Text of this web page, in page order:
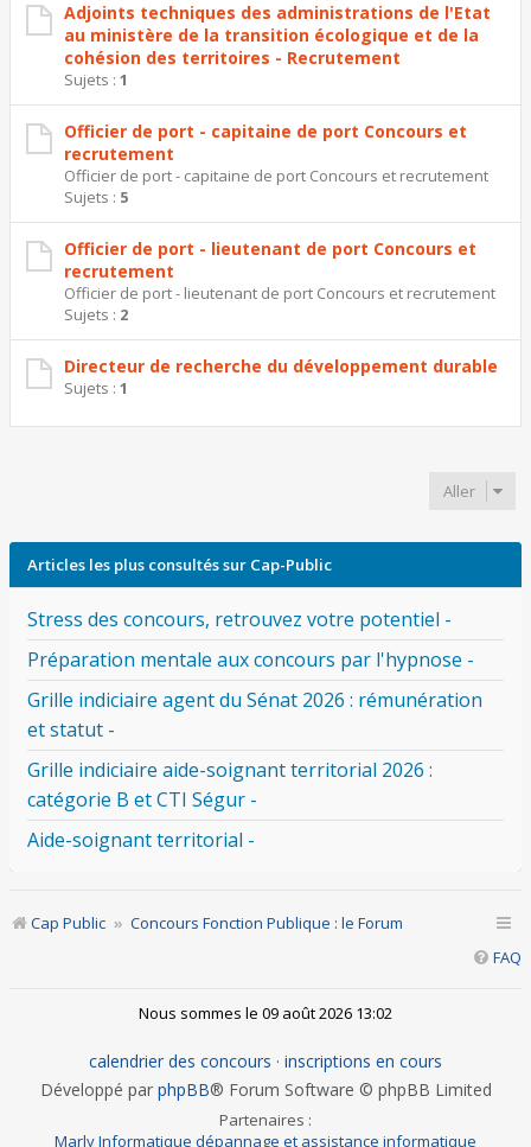
Adjoints techniques des administrations de l'Etat
au ministère de la transition écologique et de la
cohésion des territoires - Recrutement
Sujets : 1
Officier de port - capitaine de port Concours et
recrutement
Officier de port - capitaine de port Concours et recrutement
Sujets : 5
Officier de port - lieutenant de port Concours et
recrutement
Officier de port - lieutenant de port Concours et recrutement
Sujets : 2
Directeur de recherche du développement durable
Sujets : 1
Aller
Articles les plus consultés sur Cap-Public
Stress des concours, retrouvez votre potentiel -
Préparation mentale aux concours par l'hypnose -
Grille indiciaire agent du Sénat 2026 : rémunération
et statut -
Grille indiciaire aide-soignant territorial 2026 :
catégorie B et CTI Ségur -
Aide-soignant territorial -
Cap Public
Concours Fonction Publique : le Forum
FAQ
Nous sommes le 09 août 2026 13:02
calendrier des concours · inscriptions en cours
Développé par phpBB® Forum Software © phpBB Limited
Partenaires :
Marly Informatique dépannage et assistance informatique